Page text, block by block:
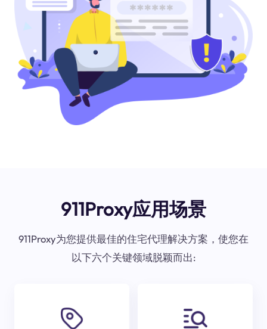
911Proxy应用场景
911Proxy为您提供最佳的住宅代理解决方案，使您在
以下六个关键领域脱颖而出: